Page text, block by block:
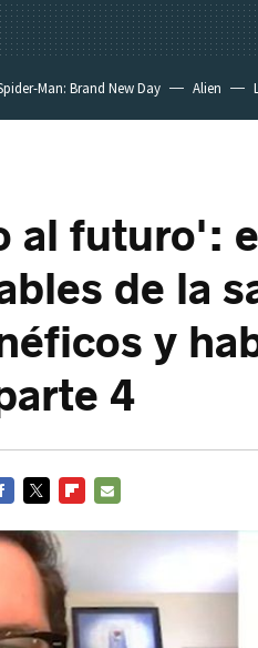
Man: Brand New Day Alien
al futuro':
de la
y
4